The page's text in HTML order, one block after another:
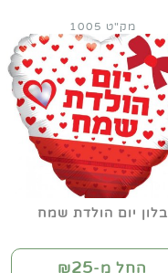
בלון יום הולדת שמח
מק"ט 1005
החל מ-₪25